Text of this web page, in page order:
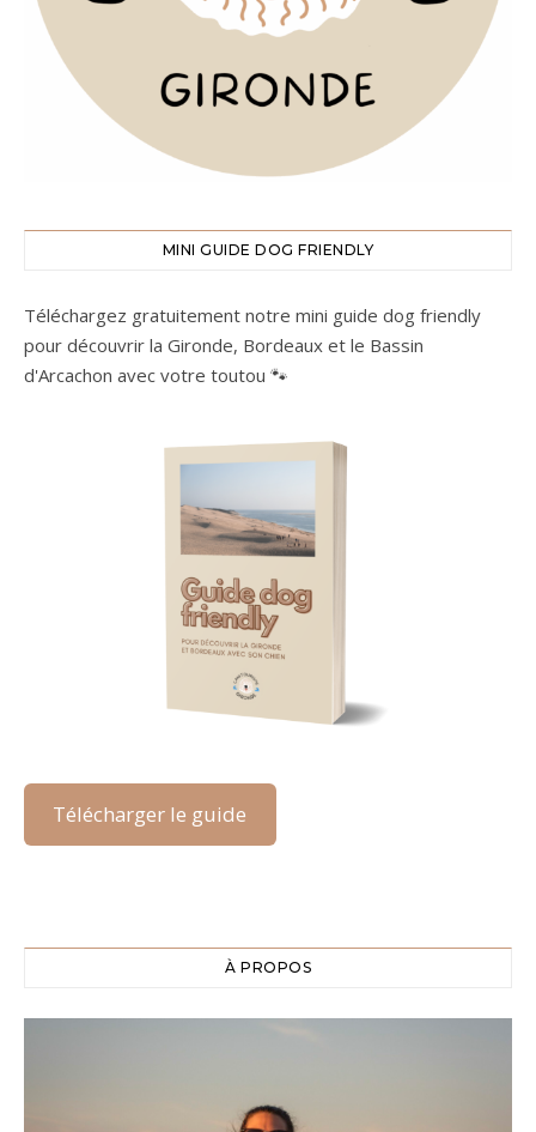
MINI GUIDE DOG FRIENDLY
Téléchargez gratuitement notre mini guide dog friendly
pour découvrir la Gironde, Bordeaux et le Bassin
d'Arcachon avec votre toutou 🐾
Télécharger le guide
À PROPOS